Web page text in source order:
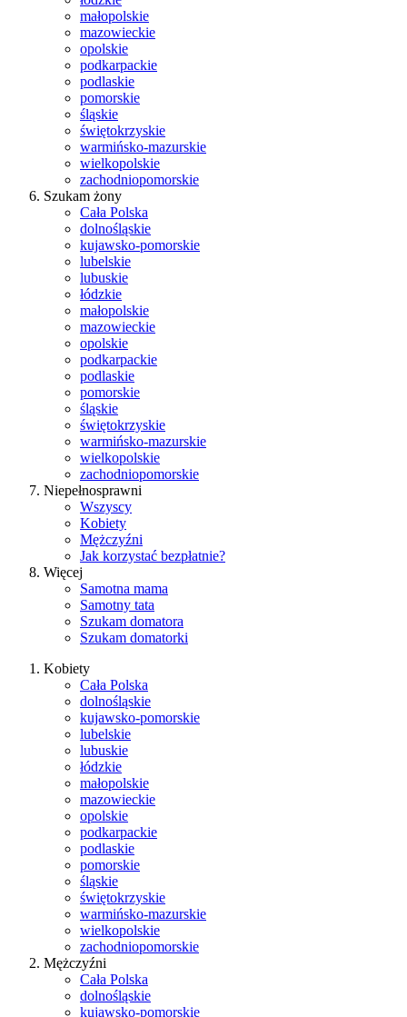
małopolskie
mazowieckie
opolskie
podkarpackie
podlaskie
pomorskie
śląskie
świętokrzyskie
warmińsko-mazurskie
wielkopolskie
zachodniopomorskie
Szukam żony
Cała Polska
dolnośląskie
kujawsko-pomorskie
lubelskie
lubuskie
łódzkie
małopolskie
mazowieckie
opolskie
podkarpackie
podlaskie
pomorskie
śląskie
świętokrzyskie
warmińsko-mazurskie
wielkopolskie
zachodniopomorskie
Niepełnosprawni
Wszyscy
Kobiety
Mężczyźni
Jak korzystać bezpłatnie?
Więcej
Samotna mama
Samotny tata
Szukam domatora
Szukam domatorki
Kobiety
Cała Polska
dolnośląskie
kujawsko-pomorskie
lubelskie
lubuskie
łódzkie
małopolskie
mazowieckie
opolskie
podkarpackie
podlaskie
pomorskie
śląskie
świętokrzyskie
warmińsko-mazurskie
wielkopolskie
zachodniopomorskie
Mężczyźni
Cała Polska
dolnośląskie
kujawsko-pomorskie